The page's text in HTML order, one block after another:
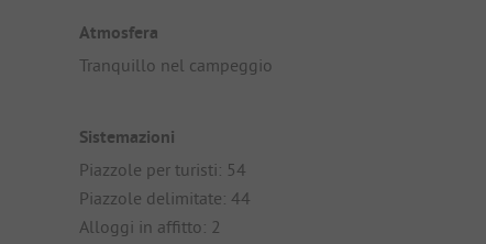
Atmosfera
Tranquillo nel campeggio
Sistemazioni
Piazzole per turisti: 54
Piazzole delimitate: 44
Alloggi in affitto: 2